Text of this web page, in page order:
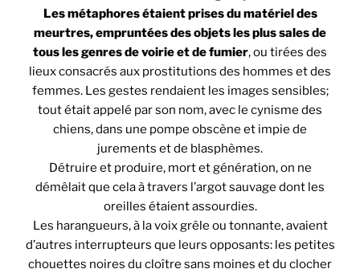
Les métaphores étaient prises du matériel des
meurtres, empruntées des objets les plus sales de
tous les genres de voirie et de fumier, ou tirées des
lieux consacrés aux prostitutions des hommes et des
femmes. Les gestes rendaient les images sensibles;
tout était appelé par son nom, avec le cynisme des
chiens, dans une pompe obscène et impie de
jurements et de blasphèmes.
Détruire et produire, mort et génération, on ne
démêlait que cela à travers l’argot sauvage dont les
oreilles étaient assourdies.
Les harangueurs, à la voix grêle ou tonnante, avaient
d’autres interrupteurs que leurs opposants: les petites
chouettes noires du cloître sans moines et du clocher